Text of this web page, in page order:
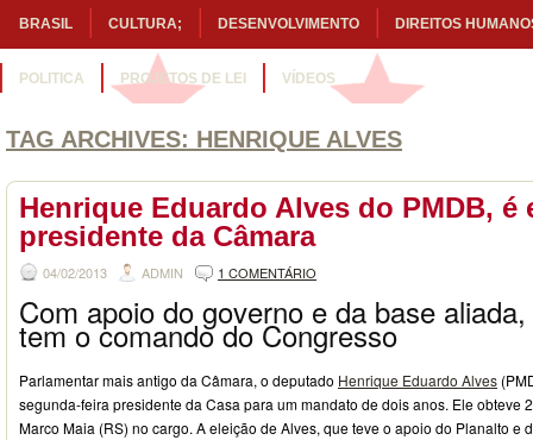
BRASIL CULTURA; DESENVOLVIMENTO DIREITOS
POLITICA PROJETOS DE LEI VÍDEOS
TAG ARCHIVES: HENRIQUE ALVES
Henrique Eduardo Alves do PMDB, é
presidente da Câmara
04/02/2013 ADMIN 1 COMENTÁRIO
Com apoio do governo e da base
tem o comando do Congresso
Parlamentar mais antigo da Câmara, o deputado Henrique Eduardo Alves
segunda-feira presidente da Casa para um mandato de dois anos. Ele obteve
Marco Maia (RS) no cargo. A eleição de Alves, que teve o apoio do Planalto e